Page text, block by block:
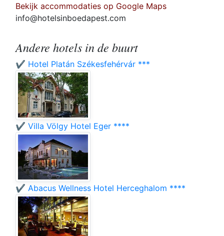
Bekijk accommodaties op Google Maps
info@hotelsinboedapest.com
Andere hotels in de buurt
✔️ Hotel Platán Székesfehérvár ***
✔️ Villa Völgy Hotel Eger ****
✔️ Abacus Wellness Hotel Herceghalom ****